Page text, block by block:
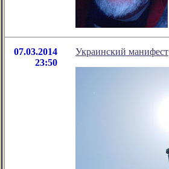
07.03.2014
23:50
Украинский манифест